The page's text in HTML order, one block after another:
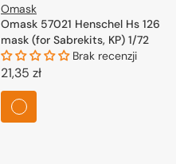
Omask
Omask 57021 Henschel Hs 126
mask (for Sabrekits, KP) 1/72
Brak recenzji
Cena
regularna
21,35 zł